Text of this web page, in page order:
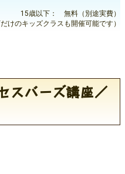
15歳以下： 無料（別途実費）
だけのキッズクラスも開催可能です）
バーズ講座／